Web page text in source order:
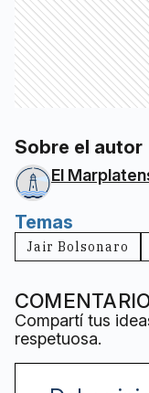
Sobre el autor
El
Temas
Jair Bolsonaro
Compartí tus
respetuosa.